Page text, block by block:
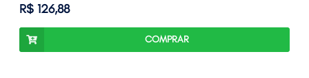
R$ 126,88
COMPRAR